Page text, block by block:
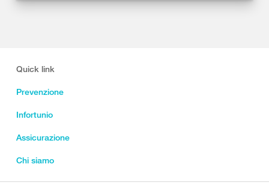
Quick link
Prevenzione
Infortunio
Assicurazione
Chi siamo